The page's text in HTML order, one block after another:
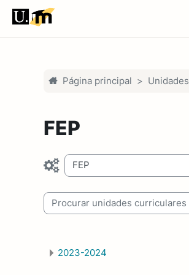
Ir para o conteúdo principal
Página principal Unidades
FEP
de unidades curriculares
Procurar unidades curriculares
2023-2024